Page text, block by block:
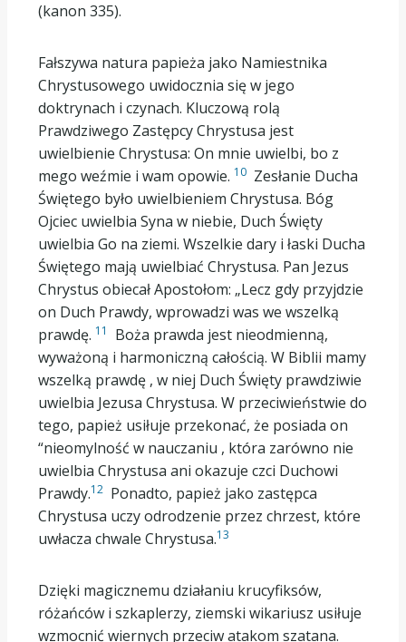
(kanon 335).
Fałszywa natura papieża jako Namiestnika
Chrystusowego uwidocznia się w jego
doktrynach i czynach. Kluczową rolą
Prawdziwego Zastępcy Chrystusa jest
uwielbienie Chrystusa: On mnie uwielbi, bo z
mego weźmie i wam opowie. 10 Zesłanie Ducha
Świętego było uwielbieniem Chrystusa. Bóg
Ojciec uwielbia Syna w niebie, Duch Święty
uwielbia Go na ziemi. Wszelkie dary i łaski Ducha
Świętego mają uwielbiać Chrystusa. Pan Jezus
Chrystus obiecał Apostołom: „Lecz gdy przyjdzie
on Duch Prawdy, wprowadzi was we wszelką
prawdę. 11
Boża prawda jest nieodmienną,
wyważoną i harmoniczną całością. W Biblii mamy
wszelką prawdę , w niej Duch Święty prawdziwie
uwielbia Jezusa Chrystusa. W przeciwieństwie do
tego, papież usiłuje przekonać, że posiada on
“nieomylność w nauczaniu , która zarówno nie
uwielbia Chrystusa ani okazuje czci Duchowi
Prawdy.12 Ponadto, papież jako zastępca
Chrystusa uczy odrodzenie przez chrzest, które
uwłacza chwale Chrystusa.13
Dzięki magicznemu działaniu krucyfiksów,
różańców i szkaplerzy, ziemski wikariusz usiłuje
wzmocnić wiernych przeciw atakom szatana.